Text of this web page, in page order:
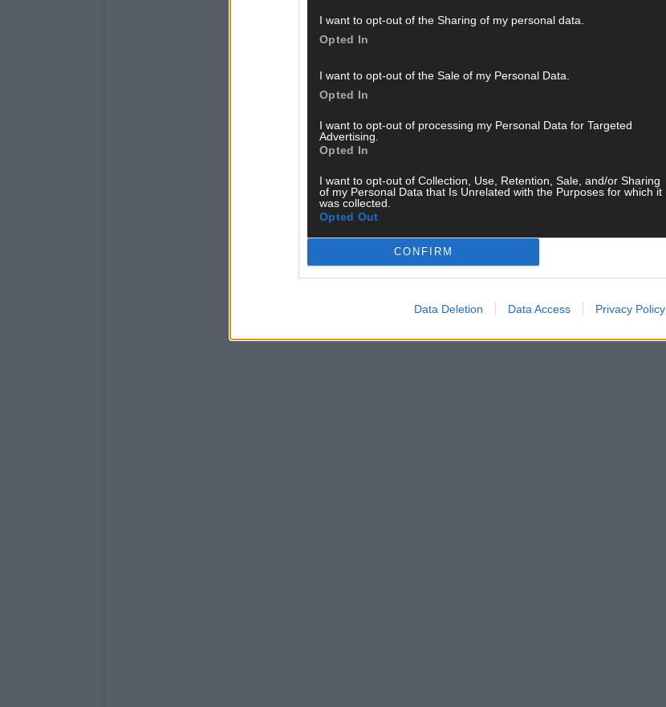
I want to opt-out of the Sharing of my personal data.
Opted In
I want to opt-out of the Sale of my Personal Data.
Opted In
I want to opt-out of processing my Personal Data for Targeted
Advertising.
Opted In
I want to opt-out of Collection, Use, Retention, Sale, and/or Sharing
of my Personal Data that Is Unrelated with the Purposes for which it
was collected.
Opted Out
CONFIRM
Data Deletion Data Access Privacy Policy